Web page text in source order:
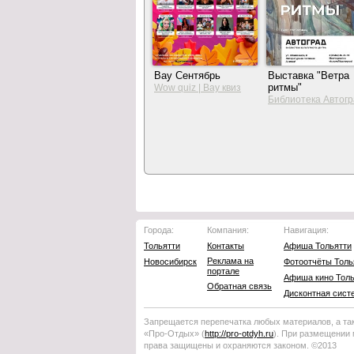
Вау Сентябрь
Wow quiz | Вау квиз
Выставка "Ветра
ритмы"
Библиотека
Города:
Тольятти
Новосибирск
Компания:
Контакты
Реклама на
портале
Обратная связь
Навигация:
Афиша Тольятти
Фотоотчёты
Афиша кино
Дисконтная
Запрещается перепечатка любых материалов, а
«Про-Отдых» (http://pro-otdyh .ru). При размещении
права защищены и охраняются законом. ©2013